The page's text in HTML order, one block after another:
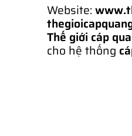
Website:
Thế giới cáp
cho hệ thống